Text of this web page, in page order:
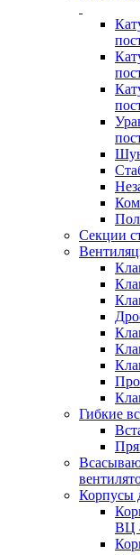
Секции
Гибкие
Корпусы
ВЦ